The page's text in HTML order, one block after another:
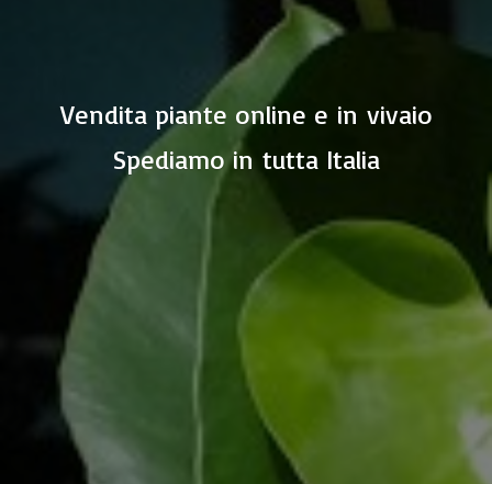
Vendita piante online e in vivaio
Spediamo in tutta Italia